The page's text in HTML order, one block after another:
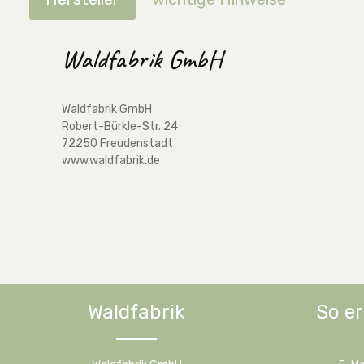
Waldfabrik GmbH
Waldfabrik GmbH
Robert-Bürkle-Str. 24
72250 Freudenstadt
www.waldfabrik.de
Waldfabrik So